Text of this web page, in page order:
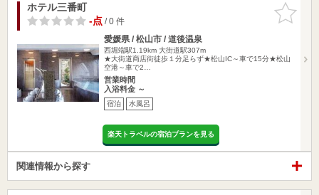
お気に入
りに追加
ホテル三番町
-点/ 0 件
愛媛県 / 松山市 / 道後温泉
西堀端駅1.19km 大街道駅307m
★大街道商店街徒歩１分足らず★松山IC～車で15分★松山
空港～車で2…
営業時間
入浴料金 ～
宿泊 水風呂
楽天トラベルの宿泊プランを見る
関連情報から探す